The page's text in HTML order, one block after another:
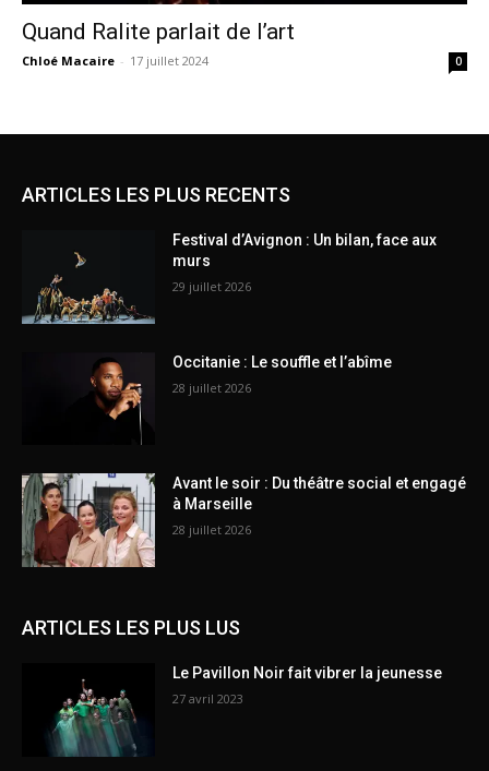
Quand Ralite parlait de l’art
Chloé Macaire - 17 juillet 2024 0
ARTICLES LES PLUS RECENTS
Festival d’Avignon : Un bilan, face aux
murs
29 juillet 2026
Occitanie : Le souffle et l’abîme
28 juillet 2026
Avant le soir : Du théâtre social et engagé
à Marseille
28 juillet 2026
ARTICLES LES PLUS LUS
Le Pavillon Noir fait vibrer la jeunesse
27 avril 2023